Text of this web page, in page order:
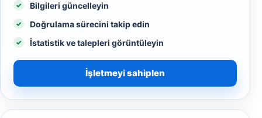
Bilgileri güncelleyin
Doğrulama sürecini takip edin
İstatistik ve talepleri görüntüleyin
İşletmeyi sahiplen